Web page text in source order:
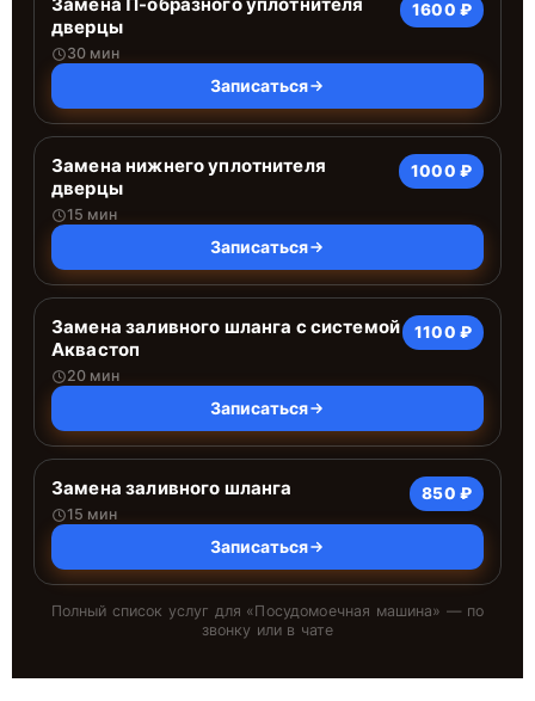
дверцы
30 мин
1600 ₽
Записаться
Замена нижнего уплотнителя
дверцы
15 мин
1000 ₽
Записаться
Замена заливного шланга с системой
Аквастоп
20 мин
1100 ₽
Записаться
Замена заливного шланга
15 мин
850 ₽
Записаться
Полный список услуг для «Посудомоечная машина» — по
звонку или в чате